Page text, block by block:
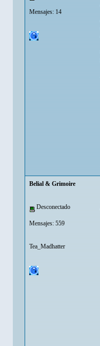
Mensajes: 14
Belial & Grimoire
Desconectado
Mensajes: 559
Tea_Madhatter